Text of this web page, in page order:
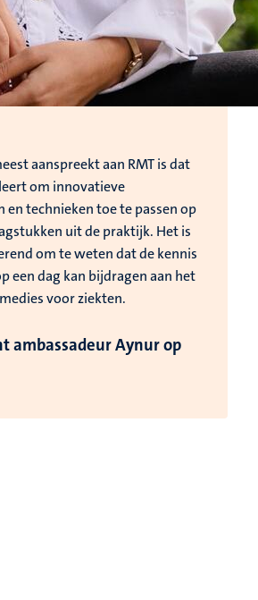
aanspreekt aan RMT is dat
om innovatieve
en technieken toe te passen op
uit de praktijk. Het is
om te weten dat de kennis
een dag kan bijdragen aan het
voor ziekten.
ambassadeur Aynur op